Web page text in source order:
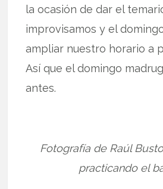
la ocasión de dar el
improvisamos y el
ampliar nuestro horario a
Así que el domingo
antes.
Fotografía de Raúl
practicando el